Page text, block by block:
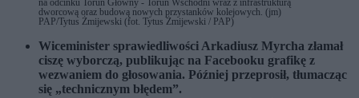
na odcinku Toruń Główny - Toruń Wschodni wraz z infrastrukturą
dworcową oraz budową nowych przystanków kolejowych. (jm)
PAP/Tytus Żmijewski (fot. Tytus Żmijewski / PAP)
Wiceminister sprawiedliwości Arkadiusz Myrcha złamał
ciszę wyborczą, publikując na Facebooku grafikę z
wezwaniem do głosowania. Później przeprosił, tłumacząc
się „technicznym błędem”.